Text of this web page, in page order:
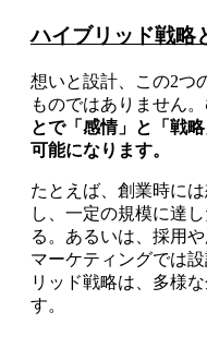
ハイブリッド戦略
想いと設計、この2つ
ものではありません。
とで「感情」と「戦
可能になります。
たとえば、創業時に
し、一定の規模に達
る。あるいは、採用
マーケティングでは
リッド戦略は、多様
す。